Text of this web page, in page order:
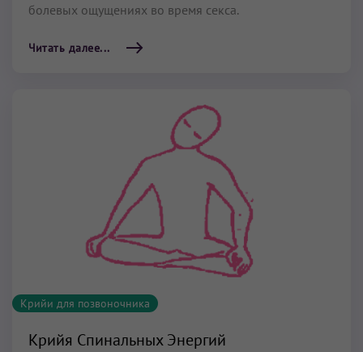
болевых ощущениях во время секса.
Читать далее...
Крийи для позвоночника
Крийя Спинальных Энергий